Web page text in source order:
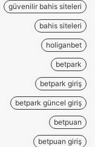
güvenilir bahis siteleri
bahis siteleri
holiganbet
betpark
betpark giriş
betpark güncel giriş
betpuan
betpuan giriş